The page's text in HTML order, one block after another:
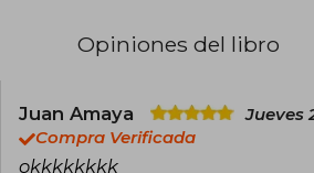
Opiniones del libro
Juan Amaya
Jueves
Compra Verificada
okkkkkkkk